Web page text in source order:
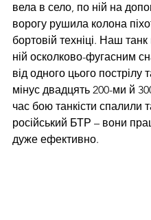
вела в село, по ній на
ворогу рушила колона
бортовій техніці. Наш
ній осколково-фугасним
від одного цього пострілу
мінус двадцять 200-ми й
час бою танкісти спалили
російський БТР – вони
дуже ефективно.